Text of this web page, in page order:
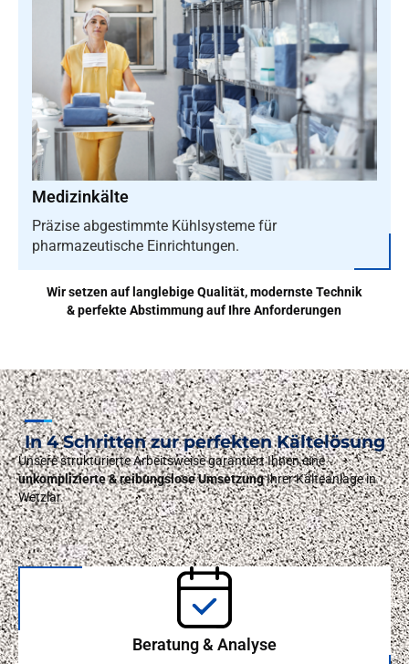
Medizinkälte
Präzise abgestimmte Kühlsysteme für
pharmazeutische Einrichtungen.
Wir setzen auf langlebige Qualität, modernste Technik
& perfekte Abstimmung auf Ihre Anforderungen
In 4 Schritten zur perfekten Kältelösung
Unsere strukturierte Arbeitsweise garantiert Ihnen eine
unkomplizierte & reibungslose UmsetzungIhrer Kälteanlage in
Wetzlar.
Beratung & Analyse